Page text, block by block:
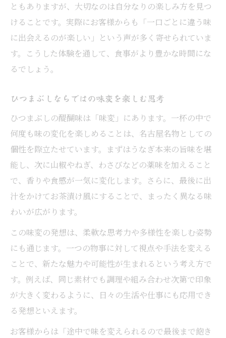
ともありますが、大切なのは自分なりの楽しみ方を見つ
けることです。実際にお客様からも「一口ごとに違う味
に出会えるのが楽しい」という声が多く寄せられていま
す。こうした体験を通して、食事がより豊かな時間にな
るでしょう。
ひつまぶしならではの味変を楽しむ思考
ひつまぶしの醍醐味は「味変」にあります。一杯の中で
何度も味の変化を楽しめることは、名古屋名物としての
個性を際立たせています。まずはうなぎ本来の旨味を堪
能し、次に山椒やねぎ、わさびなどの薬味を加えること
で、香りや食感が一気に変化します。さらに、最後に出
汁をかけてお茶漬け風にすることで、まったく異なる味
わいが広がります。
この味変の発想は、柔軟な思考力や多様性を楽しむ姿勢
にも通じます。一つの物事に対して視点や手法を変える
ことで、新たな魅力や可能性が生まれるという考え方で
す。例えば、同じ素材でも調理や組み合わせ次第で印象
が大きく変わるように、日々の生活や仕事にも応用でき
る発想といえます。
お客様からは「途中で味を変えられるので最後まで飽き